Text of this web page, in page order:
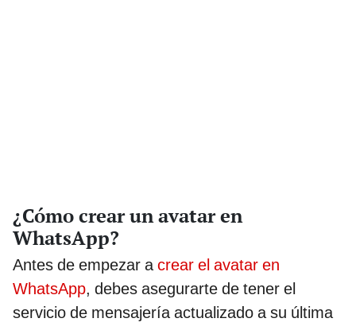
¿Cómo crear un avatar en
WhatsApp?
Antes de empezar acrear el avatar en
WhatsApp, debes asegurarte de tener el
servicio de mensajería actualizado a su última